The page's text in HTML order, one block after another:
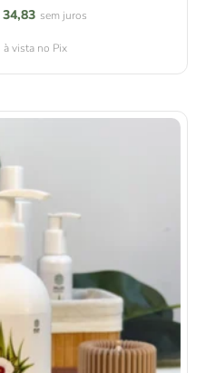
34,83 sem juros
à vista no Pix